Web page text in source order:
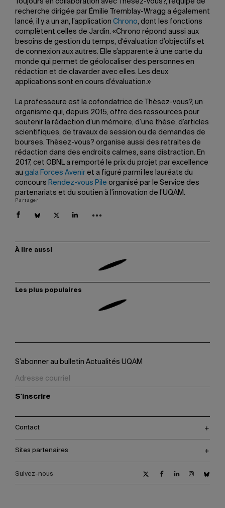
Toujours en collaboration avec Thèsez-vous?, l’équipe de
recherche dirigée par Émilie Tremblay-Wragg a également
lancé, il y a un an, l’application Chrono, dont les fonctions
complètent celles de Jardin. «Chrono répond aussi aux
besoins de gestion du temps, d‘évaluation d’objectifs et
de connexion aux autres. Elle s’apparente à une carte du
monde qui permet de géolocaliser des personnes en
rédaction et de clavarder avec elles. Les deux
applications sont en cours d’évaluation.»
La professeure est la cofondatrice de Thèsez-vous?, un
organisme qui, depuis 2015, offre des ressources pour
soutenir la rédaction d’un mémoire, d’une thèse, d’articles
scientifiques, de travaux de session ou de demandes de
bourses. Thèsez-vous? organise aussi des retraites de
rédaction dans des endroits calmes, sans distraction. En
2017, cet OBNL a remporté le prix du projet par excellence
au gala Forces Avenir et a figuré parmi les lauréats du
concours Rendez-vous Pile organisé par le Service des
partenariats et du soutien à l’innovation de l’UQAM.
Partager
À lire aussi
Les plus populaires
S’abonner au bulletin Actualités UQAM
S'inscrire
Contact
Sites partenaires
Suivez-nous